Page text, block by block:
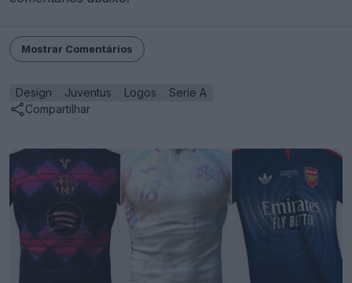
Mostrar Comentários
Design Juventus Logos
Serie A
Compartilhar